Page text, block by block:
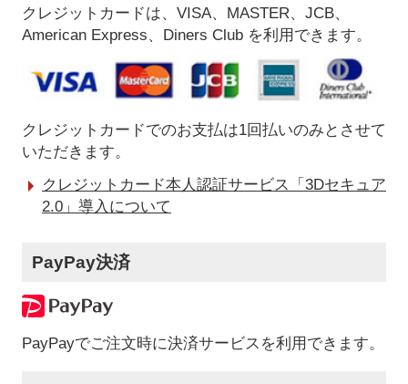
クレジットカードは、VISA、MASTER、JCB、
American Express、Diners Club を利用できます。
クレジットカードでのお支払は1回払いのみとさせて
いただきます。
クレジットカード本人認証サービス「3Dセキュア
2.0」導入について
PayPay決済
PayPayでご注文時に決済サービスを利用できます。